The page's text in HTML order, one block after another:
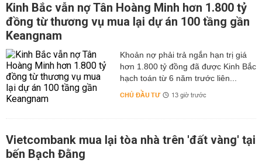
Kinh Bắc vẫn nợ Tân Hoàng Minh hơn 1.800 tỷ
đồng từ thương vụ mua lại dự án 100 tầng gần
Keangnam
hơn 1.800 tỷ đồng đã được Kinh Bắc
hạch toán từ 6 năm trước liên...
CHỦ ĐẦU TƯ 13 giờ trước
Vietcombank mua lại tòa nhà trên 'đất vàng' tại
bến Bạch Đằng